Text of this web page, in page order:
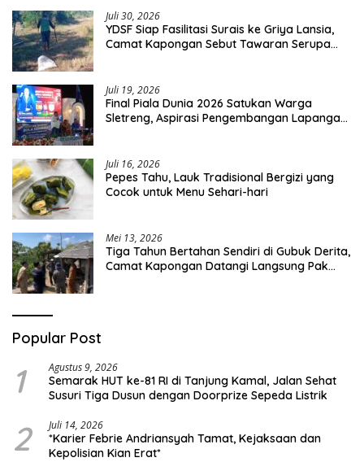
Juli 30, 2026
YDSF Siap Fasilitasi Surais ke Griya Lansia,
Camat Kapongan Sebut Tawaran Serupa
Juli 19, 2026
Final Piala Dunia 2026 Satukan Warga
Sletreng, Aspirasi Pengembangan Lapangan
Juli 16, 2026
Pepes Tahu, Lauk Tradisional Bergizi yang
Cocok untuk Menu Sehari-hari
Mei 13, 2026
Tiga Tahun Bertahan Sendiri di Gubuk Derita,
Camat Kapongan Datangi Langsung Pak
Popular Post
1 Agustus 9, 2026
Semarak HUT ke-81 RI di Tanjung Kamal, Jalan Sehat
Susuri Tiga Dusun dengan Doorprize Sepeda Listrik
2 Juli 14, 2026
*Karier Febrie Andriansyah Tamat, Kejaksaan dan
Kepolisian Kian Erat*